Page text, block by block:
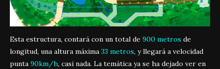
Esta estructura, contará con un total de 900 metros de
longitud, una altura máxima 33 metros, y llegará a velocidad
punta 90km/h, casi nada. La temática ya se ha dejado ver en